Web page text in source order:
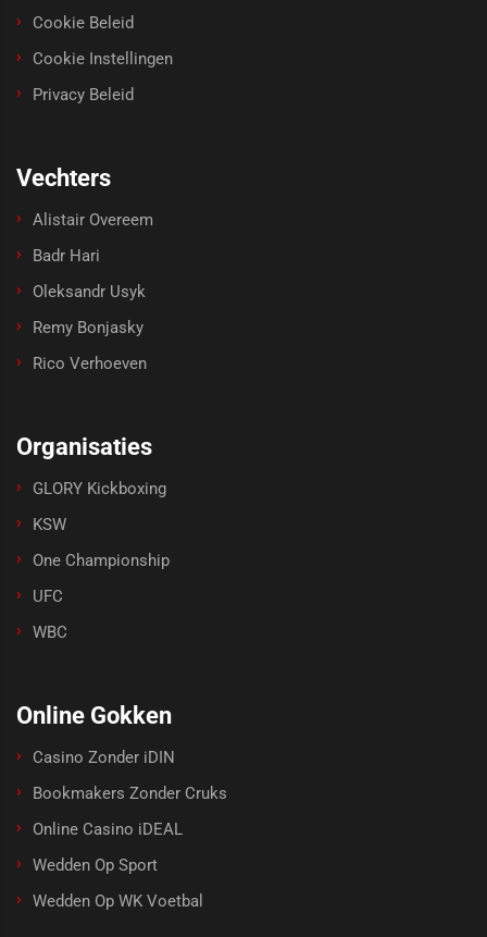
Cookie Beleid
Cookie Instellingen
Privacy Beleid
Vechters
Alistair Overeem
Badr Hari
Oleksandr Usyk
Remy Bonjasky
Rico Verhoeven
Organisaties
GLORY Kickboxing
KSW
One Championship
UFC
WBC
Online Gokken
Casino Zonder iDIN
Bookmakers Zonder Cruks
Online Casino iDEAL
Wedden Op Sport
Wedden Op WK Voetbal